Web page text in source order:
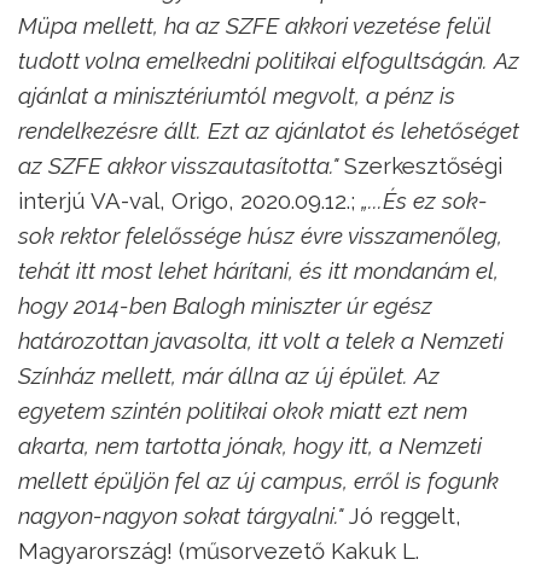
Müpa mellett, ha az SZFE akkori vezetése felül
tudott volna emelkedni politikai elfogultságán. Az
ajánlat a minisztériumtól megvolt, a pénz is
rendelkezésre állt. Ezt az ajánlatot és lehetőséget
az SZFE akkor visszautasította."Szerkesztőségi
interjú VA-val, Origo, 2020.09.12.; „...És ez sok-
sok rektor felelőssége húsz évre visszamenőleg,
tehát itt most lehet hárítani, és itt mondanám el,
hogy 2014-ben Balogh miniszter úr egész
határozottan javasolta, itt volt a telek a Nemzeti
Színház mellett, már állna az új épület. Az
egyetem szintén politikai okok miatt ezt nem
akarta, nem tartotta jónak, hogy itt, a Nemzeti
mellett épüljön fel az új campus, erről is fogunk
nagyon-nagyon sokat tárgyalni."Jó reggelt,
Magyarország! (műsorvezető Kakuk L.